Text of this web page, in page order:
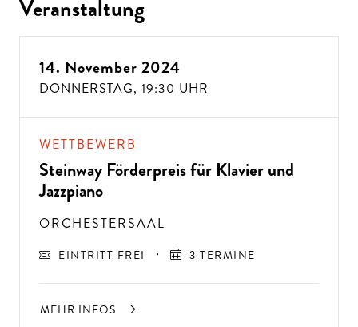
Veranstaltung
14. November 2024
DONNERSTAG, 19:30 UHR
WETTBEWERB
Steinway Förderpreis für Klavier und
Jazzpiano
ORCHESTERSAAL
EINTRITT FREI 3 TERMINE
MEHR INFOS